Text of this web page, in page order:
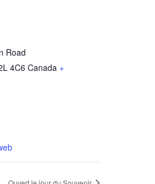
Road
4C6 Canada +